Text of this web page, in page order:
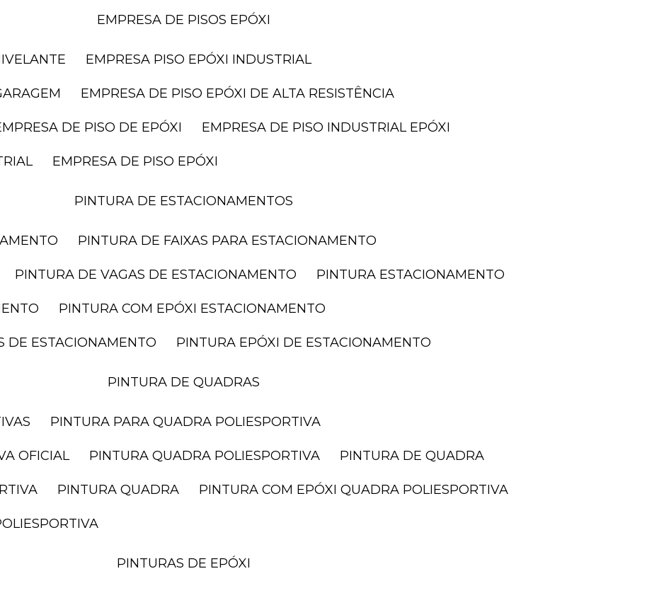
EMPRESA DE PISOS EPÓXI
EMPRESA PISO EPÓXI INDUSTRIAL
EMPRESA DE PISO EPÓXI DE ALTA RESISTÊNCIA
EMPRESA DE PISO DE EPÓXI EMPRESA DE PISO INDUSTRIAL EPÓXI
EMPRESA DE PISO EPÓXI
PINTURA DE ESTACIONAMENTOS
PINTURA DE FAIXAS PARA ESTACIONAMENTO
PINTURA DE VAGAS DE ESTACIONAMENTO PINTURA ESTACIONAMENTO
PINTURA COM EPÓXI ESTACIONAMENTO
DE ESTACIONAMENTO PINTURA EPÓXI DE ESTACIONAMENTO
PINTURA DE QUADRAS
PINTURA PARA QUADRA POLIESPORTIVA
OFICIAL PINTURA QUADRA POLIESPORTIVA PINTURA DE QUADRA
PINTURA QUADRA PINTURA COM EPÓXI QUADRA POLIESPORTIVA
PINTURAS DE EPÓXI